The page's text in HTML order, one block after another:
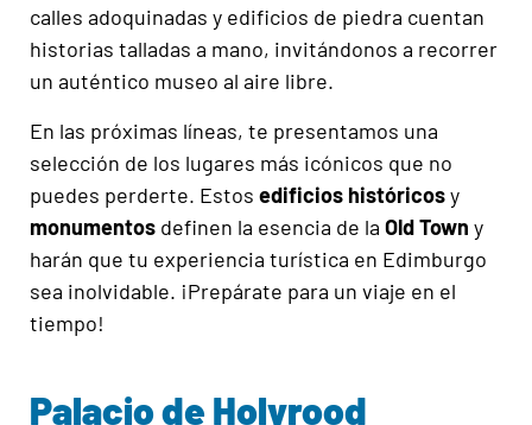
calles adoquinadas y edificios de piedra cuentan
historias talladas a mano, invitándonos a recorrer
un auténtico museo al aire libre.
En las próximas líneas, te presentamos una
selección de los lugares más icónicos que no
puedes perderte. Estos edificios históricosy
monumentos definen la esencia de la Old Town y
harán que tu experiencia turística en Edimburgo
sea inolvidable. ¡Prepárate para un viaje en el
tiempo!
Palacio de Holyrood